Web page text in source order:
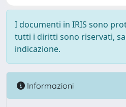
I documenti in IRIS sono
tutti i diritti sono riservati,
indicazione.
Informazioni